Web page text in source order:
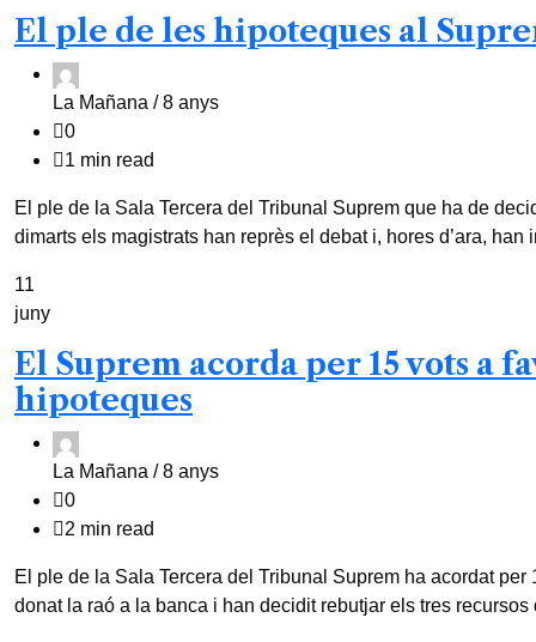
El ple de les hipoteques al
La Mañana /8 anys
0
1 min read
El ple de la Sala Tercera del Tribunal Suprem que ha de
dimarts els magistrats han reprès el debat i, hores d’ara,
11
juny
El Suprem acorda per 15 vots a
hipoteques
La Mañana /8 anys
0
2 min read
El ple de la Sala Tercera del Tribunal Suprem ha acordat
donat la raó a la banca i han decidit rebutjar els tres